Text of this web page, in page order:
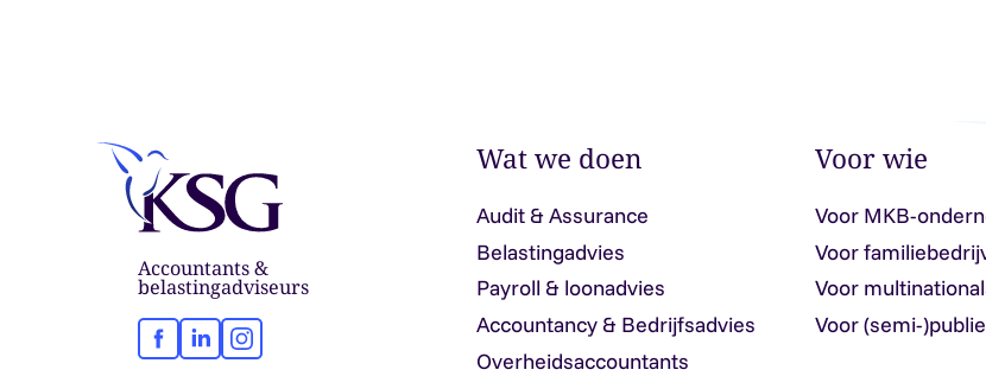
Accountants &
belastingadviseurs
FacebookLinkedInInstagram
Wat we doen
Audit & Assurance
Belastingadvies
Payroll & loonadvies
Accountancy & Bedrijfsadvies
Overheidsaccountants
Voor wie
Voor MKB-
Voor
Voor
Voor (semi-